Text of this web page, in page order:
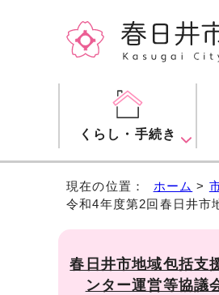
くらし・手続き
現在の位置： ホーム >
令和4年度第2回春日井市
春日井市地域包括支
ンター運営等協議